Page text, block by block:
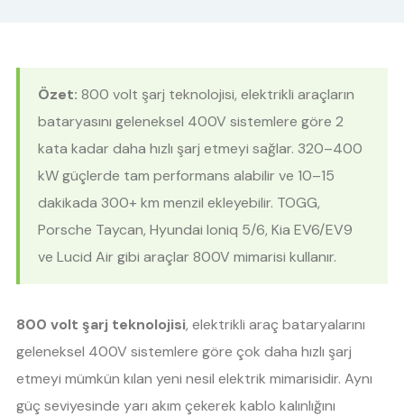
Özet: 800 volt şarj teknolojisi, elektrikli araçların
bataryasını geleneksel 400V sistemlere göre 2
kata kadar daha hızlı şarj etmeyi sağlar. 320–400
kW güçlerde tam performans alabilir ve 10–15
dakikada 300+ km menzil ekleyebilir. TOGG,
Porsche Taycan, Hyundai Ioniq 5/6, Kia EV6/EV9
ve Lucid Air gibi araçlar 800V mimarisi kullanır.
800 volt şarj teknolojisi, elektrikli araç bataryalarını
geleneksel 400V sistemlere göre çok daha hızlı şarj
etmeyi mümkün kılan yeni nesil elektrik mimarisidir. Aynı
güç seviyesinde yarı akım çekerek kablo kalınlığını